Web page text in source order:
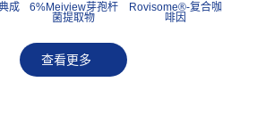
成
6%Meiview芽孢杆
菌提取物
Rovisome®-复合咖
啡因
查看更多